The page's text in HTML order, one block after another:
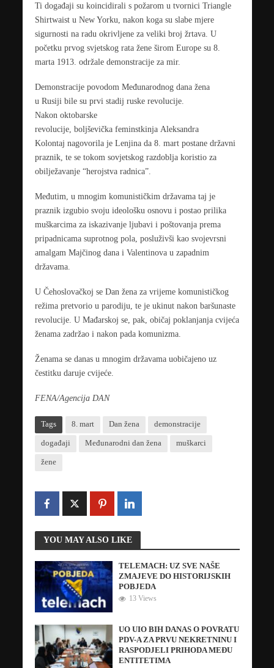
Ti događaji su koincidirali s požarom u tvornici Triangle
Shirtwaist u New Yorku, nakon koga su slabe mjere
sigurnosti na radu okrivljene za veliki broj žrtava. U
početku prvog svjetskog rata žene širom Europe su 8.
marta 1913. održale demonstracije za mir.
Demonstracije povodom Međunarodnog dana žena
u Rusiji bile su prvi stadij ruske revolucije.
Nakon oktobarske
revolucije, boljševička feminstkinja Aleksandra
Kolontaj nagovorila je Lenjina da 8. mart postane državni
praznik, te se tokom sovjetskog razdoblja koristio za
obilježavanje “herojstva radnica”.
Međutim, u mnogim komunističkim državama taj je
praznik izgubio svoju ideološku osnovu i postao prilika
muškarcima za iskazivanje ljubavi i poštovanja prema
pripadnicama suprotnog pola, posluživši kao svojevrsni
amalgam Majčinog dana i Valentinova u zapadnim
državama.
U Čehoslovačkoj se Dan žena za vrijeme komunističkog
režima pretvorio u parodiju, te je ukinut nakon baršunaste
revolucije. U Mađarskoj se, pak, običaj poklanjanja cvijeća
ženama zadržao i nakon pada komunizma.
Ženama se danas u mnogim državama uobičajeno uz
čestitku daruje cvijeće.
FENA/Agencija DAN
Tags 8. mart Dan žena demonstracije
događaji Međunarodni dan žena muškarci
žene
YOU MAY ALSO LIKE
TELEMACH: UZ SVE NAŠE
ZMAJEVE DO HISTORIJSKIH
POBJEDA
13 Views
UO UIO BIH DANAS O POVRATU
PDV-A ZA PRVU NEKRETNINU I
RASPODJELI PRIHODA MEĐU
ENTITETIMA